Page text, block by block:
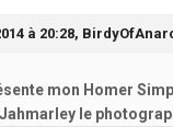
à 20:28,
mon Homer
Jahmarley le